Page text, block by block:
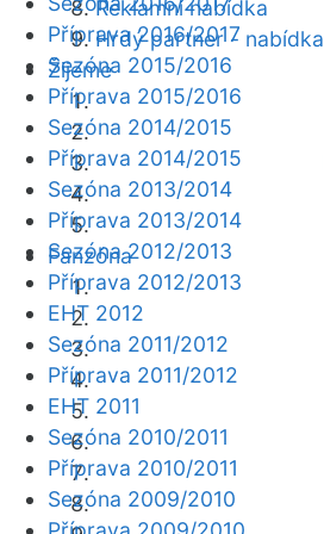
Reklamní nabídka
Hrdý partner - nabídka
Žijeme
Fanzóna
Příprava 2016/2017
Sezóna 2015/2016
Příprava 2015/2016
Sezóna 2014/2015
Příprava 2014/2015
Sezóna 2013/2014
Příprava 2013/2014
Sezóna 2012/2013
Příprava 2012/2013
EHT 2012
Sezóna 2011/2012
Příprava 2011/2012
EHT 2011
Sezóna 2010/2011
Příprava 2010/2011
Sezóna 2009/2010